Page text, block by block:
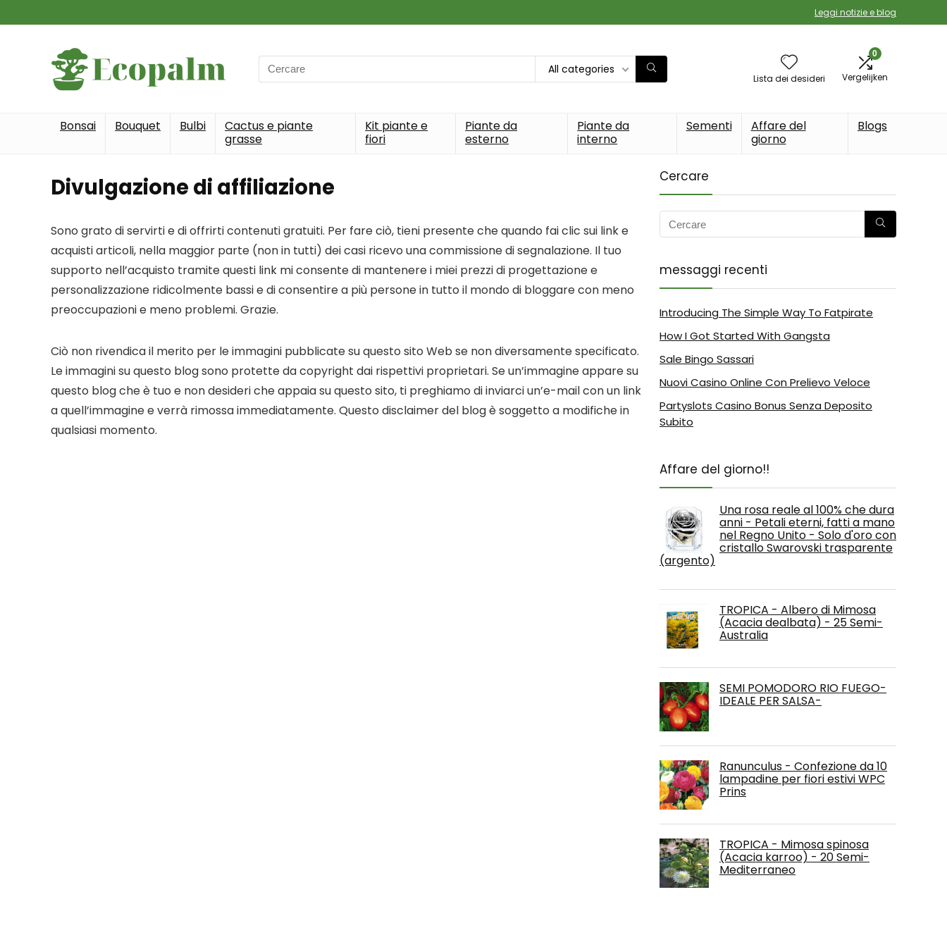
Leggi notizie e blog
Search
for:
All categories
Lista dei desideri
0
Vergelijken
Bonsai Bouquet Bulbi
Cactus e piante
grasse
Kit piante e
fiori
Piante da
esterno
Piante da
interno
Sementi
Affare del
giorno
Blogs
Divulgazione di affiliazione
Sono grato di servirti e di offrirti contenuti gratuiti. Per fare ciò, tieni presente che quando fai clic sui link e
acquisti articoli, nella maggior parte (non in tutti) dei casi ricevo una commissione di segnalazione. Il tuo
supporto nell’acquisto tramite questi link mi consente di mantenere i miei prezzi di progettazione e
personalizzazione ridicolmente bassi e di consentire a più persone in tutto il mondo di bloggare con meno
preoccupazioni e meno problemi. Grazie.
Ciò non rivendica il merito per le immagini pubblicate su questo sito Web se non diversamente specificato.
Le immagini su questo blog sono protette da copyright dai rispettivi proprietari. Se un’immagine appare su
questo blog che è tuo e non desideri che appaia su questo sito, ti preghiamo di inviarci un’e-mail con un link
a quell’immagine e verrà rimossa immediatamente. Questo disclaimer del blog è soggetto a modifiche in
qualsiasi momento.
Cercare
messaggi recenti
Introducing The Simple Way To Fatpirate
How I Got Started With Gangsta
Sale Bingo Sassari
Nuovi Casino Online Con Prelievo Veloce
Partyslots Casino Bonus Senza Deposito
Subito
Affare del giorno!!
Una rosa reale al 100% che dura
anni - Petali eterni, fatti a mano
nel Regno Unito - Solo d'oro con
cristallo Swarovski trasparente
(argento)
TROPICA - Albero di Mimosa
(Acacia dealbata) - 25 Semi-
Australia
SEMI POMODORO RIO FUEGO-
IDEALE PER SALSA-
Ranunculus - Confezione da 10
lampadine per fiori estivi WPC
Prins
TROPICA - Mimosa spinosa
(Acacia karroo) - 20 Semi-
Mediterraneo